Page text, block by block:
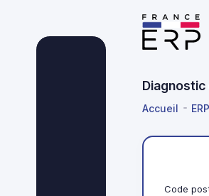
Diagnostic
Accueil
Code